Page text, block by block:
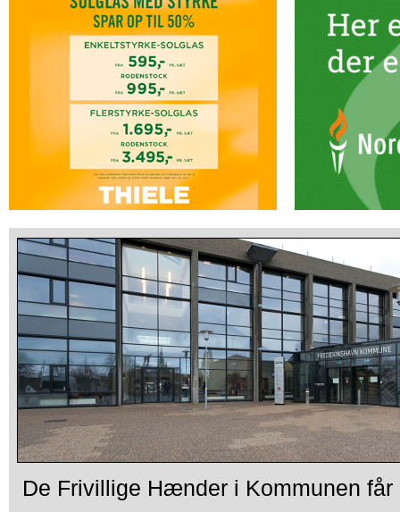
De Frivillige Hænder i Kommunen får